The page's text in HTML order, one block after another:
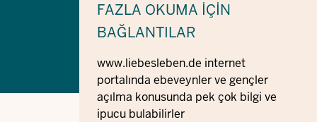
FAZLA OKUMA IÇIN
BAĞLANTILAR
www.liebesleben.de internet
portalında ebeveynler ve gençler
açılma konusunda pek çok bilgi ve
ipucu bulabilirler